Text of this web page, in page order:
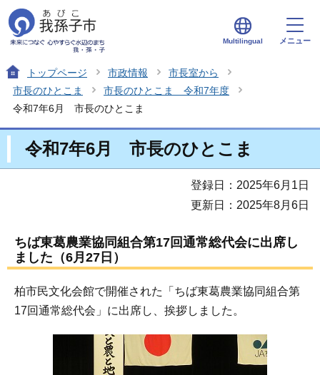
Multilingual メニュー
トップページ 市政情報
市長室から
市長のひとこま
市長のひとこま 令和7年度
令和7年6月 市長のひとこま
令和7年6月 市長のひとこま
登録日：2025年6月1日
更新日：2025年8月6日
ちば東葛農業協同組合第17回通常総代会に出席し
ました（6月27日）
柏市民文化会館で開催された「ちば東葛農業協同組合第
17回通常総代会」に出席し、挨拶しました。